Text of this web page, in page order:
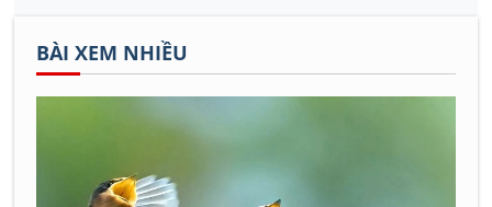
BÀI XEM NHIỀU